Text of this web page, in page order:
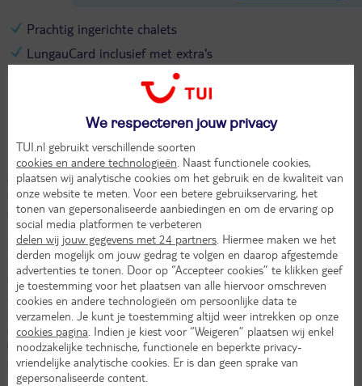
Prachtig ingerichte chalets
LungauCard inclusief met extra's
Of bergbeklimmen voor de durfal
Bezoek Outdoorparc Lungau
Golfbaan op 12 kilometer
Alpinest Feriendorf Lungau ligt met haar mooie en ruime chalets en
appartementen op de zonnigste plek van Oostenrijk in Mariapfarr.
Je verblijft in zeer comfortabele en mooi ingerichte accommodaties.
En de hond mag ook mee, is dat even gezellig! Mariapfarr is een
klein, authentiek dorp waar je veel activiteiten kunt beleven zoals
zwemmen, wandelen en paardrijden. Of maak een ritje met de
stoomtrein. Superleuk voor de kinderen. Maar het allerleukst vinden
ze waarschijnlijk het Outdoorparc Lungau, vol met avonturen. Wil je
het wat rustiger aan doen, bezoek dan het bedevaart museum of
één van de kastelen. Er is genoeg te doen! En hoe fijn is het als je
weer terugkomt bij Alpinest Feriendorf Lungau waar je in je
appartement of chalet volledig tot rust komt.
We respecteren jouw privacy
TUI.nl gebruikt verschillende soorten
cookies en andere technologieën . Naast functionele cookies,
plaatsen wij analytische cookies om het gebruik en de kwaliteit van
onze website te meten. Voor een betere gebruikservaring, het
tonen van gepersonaliseerde aanbiedingen en om de ervaring op
social media platformen te verbeteren
delen wij jouw gegevens met 24 partners . Hiermee maken we het
derden mogelijk om jouw gedrag te volgen en daarop afgestemde
advertenties te tonen. Door op “Accepteer cookies” te klikken geef
je toestemming voor het plaatsen van alle hiervoor omschreven
cookies en andere technologieën om persoonlijke data te
verzamelen. Je kunt je toestemming altijd weer intrekken op onze
cookies pagina . Indien je kiest voor “Weigeren” plaatsen wij enkel
noodzakelijke technische, functionele en beperkte privacy-
vriendelijke analytische cookies. Er is dan geen sprake van
gepersonaliseerde content.